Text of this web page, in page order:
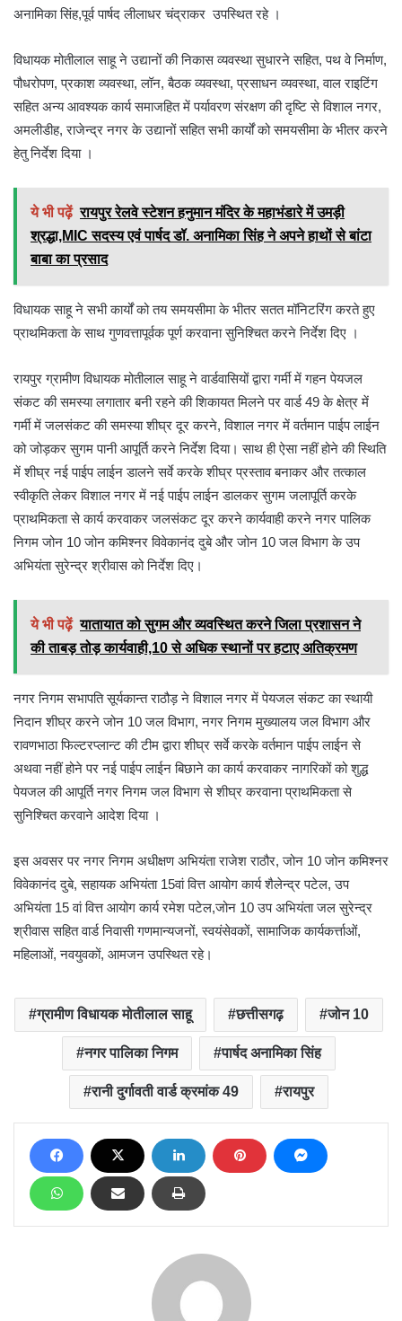
अनामिका सिंह,पूर्व पार्षद लीलाधर चंद्राकर उपस्थित रहे ।
विधायक मोतीलाल साहू ने उद्यानों की निकास व्यवस्था सुधारने सहित, पथ वे निर्माण,
पौधरोपण, प्रकाश व्यवस्था, लॉन, बैठक व्यवस्था, प्रसाधन व्यवस्था, वाल राइटिंग
सहित अन्य आवश्यक कार्य समाजहित में पर्यावरण संरक्षण की दृष्टि से विशाल नगर,
अमलीडीह, राजेन्द्र नगर के उद्यानों सहित सभी कार्यों को समयसीमा के भीतर करने
हेतु निर्देश दिया ।
ये भी पढ़ें रायपुर रेलवे स्टेशन हनुमान मंदिर के महाभंडारे में उमड़ी
श्रद्धा,MIC सदस्य एवं पार्षद डॉ. अनामिका सिंह ने अपने हाथों से बांटा
बाबा का प्रसाद
विधायक साहू ने सभी कार्यों को तय समयसीमा के भीतर सतत मॉनिटरिंग करते हुए
प्राथमिकता के साथ गुणवत्तापूर्वक पूर्ण करवाना सुनिश्चित करने निर्देश दिए ।
रायपुर ग्रामीण विधायक मोतीलाल साहू ने वार्डवासियों द्वारा गर्मी में गहन पेयजल
संकट की समस्या लगातार बनी रहने की शिकायत मिलने पर वार्ड 49 के क्षेत्र में
गर्मी में जलसंकट की समस्या शीघ्र दूर करने, विशाल नगर में वर्तमान पाईप लाईन
को जोड़कर सुगम पानी आपूर्ति करने निर्देश दिया। साथ ही ऐसा नहीं होने की स्थिति
में शीघ्र नई पाईप लाईन डालने सर्वे करके शीघ्र प्रस्ताव बनाकर और तत्काल
स्वीकृति लेकर विशाल नगर में नई पाईप लाईन डालकर सुगम जलापूर्ति करके
प्राथमिकता से कार्य करवाकर जलसंकट दूर करने कार्यवाही करने नगर पालिक
निगम जोन 10 जोन कमिश्नर विवेकानंद दुबे और जोन 10 जल विभाग के उप
अभियंता सुरेन्द्र श्रीवास को निर्देश दिए।
ये भी पढ़ें यातायात को सुगम और व्यवस्थित करने जिला प्रशासन ने
की ताबड़ तोड़ कार्यवाही,10 से अधिक स्थानों पर हटाए अतिक्रमण
नगर निगम सभापति सूर्यकान्त राठौड़ ने विशाल नगर में पेयजल संकट का स्थायी
निदान शीघ्र करने जोन 10 जल विभाग, नगर निगम मुख्यालय जल विभाग और
रावणभाठा फिल्टरप्लान्ट की टीम द्वारा शीघ्र सर्वे करके वर्तमान पाईप लाईन से
अथवा नहीं होने पर नई पाईप लाईन बिछाने का कार्य करवाकर नागरिकों को शुद्ध
पेयजल की आपूर्ति नगर निगम जल विभाग से शीघ्र करवाना प्राथमिकता से
सुनिश्चित करवाने आदेश दिया ।
इस अवसर पर नगर निगम अधीक्षण अभियंता राजेश राठौर, जोन 10 जोन कमिश्नर
विवेकानंद दुबे, सहायक अभियंता 15वां वित्त आयोग कार्य शैलेन्द्र पटेल, उप
अभियंता 15 वां वित्त आयोग कार्य रमेश पटेल,जोन 10 उप अभियंता जल सुरेन्द्र
श्रीवास सहित वार्ड निवासी गणमान्यजनों, स्वयंसेवकों, सामाजिक कार्यकर्त्ताओं,
महिलाओं, नवयुवकों, आमजन उपस्थित रहे।
ग्रामीण विधायक मोतीलाल साहू छत्तीसगढ़ जोन 10
नगर पालिका निगम पार्षद अनामिका सिंह
रानी दुर्गावती वार्ड क्रमांक 49 रायपुर